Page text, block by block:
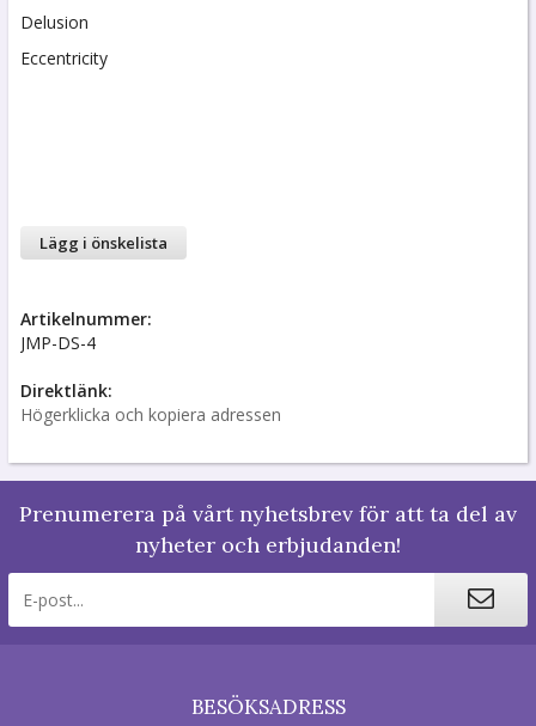
Delusion
Eccentricity
Lägg i önskelista
Artikelnummer:
JMP-DS-4
Direktlänk:
Högerklicka och kopiera adressen
Prenumerera på vårt nyhetsbrev för att ta del av
nyheter och erbjudanden!
BESÖKSADRESS